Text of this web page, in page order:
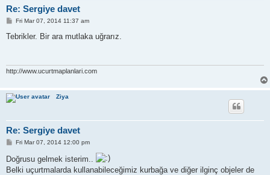
Re: Sergiye davet
P
s
Fri Mar 07, 2014 11:37 am
Tebrikler. Bir ara mutlaka uğrarız.
http://www.ucurtmaplanlari.com
Ziya
Re: Sergiye davet
P
t
Fri Mar 07, 2014 12:00 pm
Doğrusu gelmek isterim..
Belki uçurtmalarda kullanabileceğimiz kurbağa ve diğer ilginç objeler de